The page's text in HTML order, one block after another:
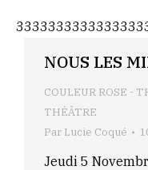
NOUS LES
COULEUR ROSE -
THÉÂTRE
Par Lucie Coqué
Jeudi 5